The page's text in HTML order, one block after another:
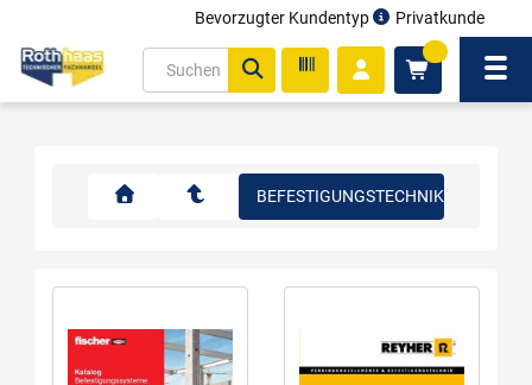
Bevorzugter Kundentyp Privatkunde
BEFESTIGUNGSTECHNIK